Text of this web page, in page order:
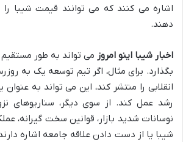
اشاره می کنند که می توانند قیمت شیبا
دهند.
اخبار شیبا اینو امروز می تواند به طور مستقیم
بگذارد. برای مثال، اگر تیم توسعه یک به
انقلابی را منتشر کند، این می تواند به عنوان
رشد عمل کند. از سوی دیگر، سناریوهای
نوسانات شدید بازار، قوانین سخت گیرانه،
شیبا یا از دست دادن علاقه جامعه اشاره